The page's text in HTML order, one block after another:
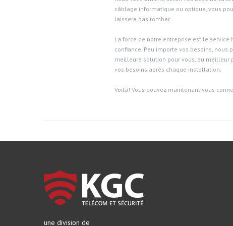
câblage informatique ou optique, vous
laissera pas tomber.
La force de notre entreprise est le service
confiance. Peu importe vos besoins,
meilleure solution pour vous, au meilleur
vos besoins après chaque installation.
Voilà! Vous pouvez maintenant vous
une division de